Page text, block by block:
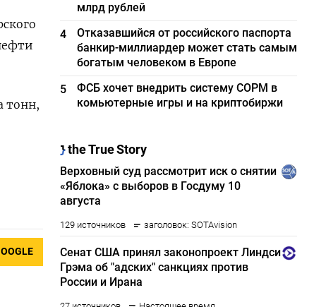
тонн,
млрд рублей
4
Отказавшийся от российского паспорта
банкир-миллиардер может стать самым
богатым человеком в Европе
5
ФСБ хочет внедрить систему СОРМ в
комьютерные игры и на криптобиржи